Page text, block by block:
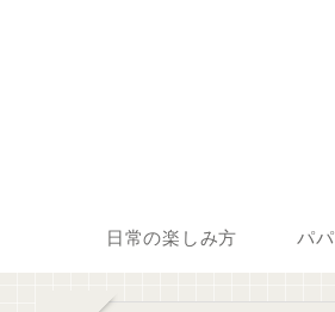
日常の楽しみ方 パ